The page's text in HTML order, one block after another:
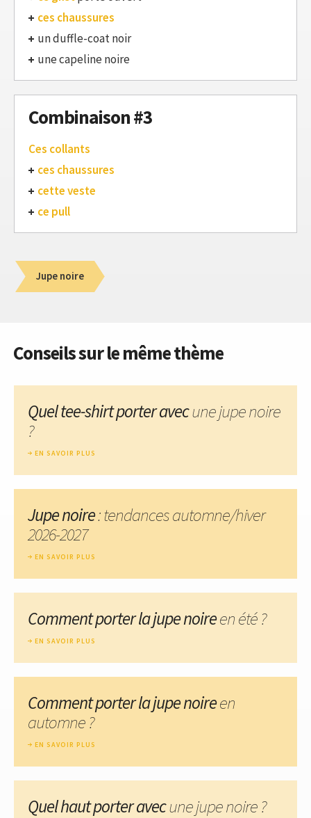
ces chaussures
un duffle-coat noir
une capeline noire
Combinaison #3
Ces collants
ces chaussures
cette veste
ce pull
Jupe noire
Conseils sur le même thème
Quel tee-shirt porter avecune jupe noire
?
EN SAVOIR PLUS
Jupe noire: tendances automne/hiver
2026-2027
EN SAVOIR PLUS
Comment porter la jupe noireen été ?
EN SAVOIR PLUS
Comment porter la jupe noireen
automne ?
EN SAVOIR PLUS
Quel haut porter avecune jupe noire ?